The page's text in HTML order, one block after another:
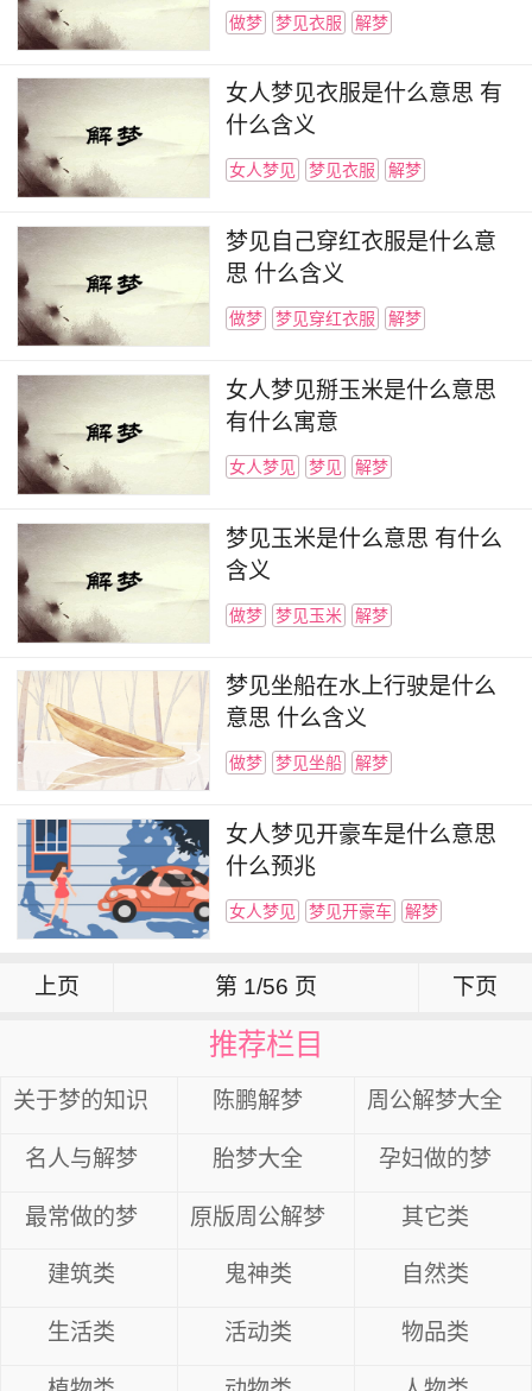
做梦 梦见衣服 解梦
女人梦见衣服是什么意思 有
什么含义
女人梦见 梦见衣服 解梦
梦见自己穿红衣服是什么意
思 什么含义
做梦 梦见穿红衣服 解梦
女人梦见掰玉米是什么意思
有什么寓意
女人梦见 梦见 解梦
梦见玉米是什么意思 有什么
含义
做梦 梦见玉米 解梦
梦见坐船在水上行驶是什么
意思 什么含义
做梦 梦见坐船 解梦
女人梦见开豪车是什么意思
什么预兆
女人梦见 梦见开豪车 解梦
上页 第 1/56 页 下页
推荐栏目
关于梦的知识 陈鹏解梦 周公解梦大全
名人与解梦 胎梦大全 孕妇做的梦
最常做的梦 原版周公解梦 其它类
建筑类 鬼神类 自然类
生活类 活动类 物品类